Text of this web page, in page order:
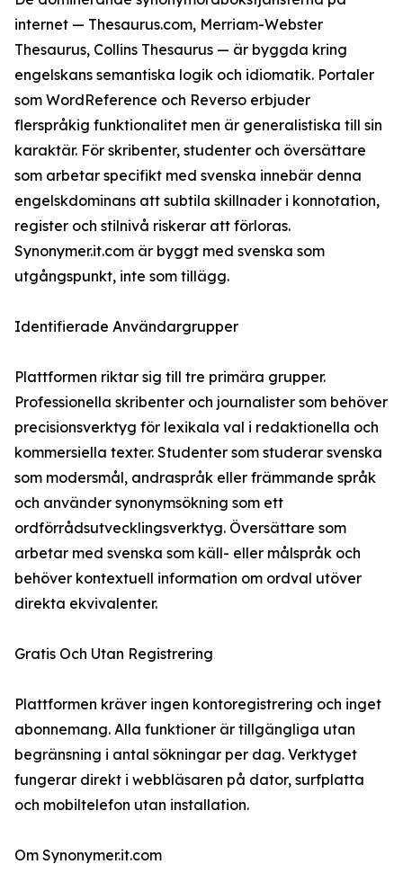
internet — Thesaurus.com, Merriam-Webster
Thesaurus, Collins Thesaurus — är byggda kring
engelskans semantiska logik och idiomatik. Portaler
som WordReference och Reverso erbjuder
flerspråkig funktionalitet men är generalistiska till sin
karaktär. För skribenter, studenter och översättare
som arbetar specifikt med svenska innebär denna
engelskdominans att subtila skillnader i konnotation,
register och stilnivå riskerar att förloras.
Synonymer.it.com är byggt med svenska som
utgångspunkt, inte som tillägg.
Identifierade Användargrupper
Plattformen riktar sig till tre primära grupper.
Professionella skribenter och journalister som behöver
precisionsverktyg för lexikala val i redaktionella och
kommersiella texter. Studenter som studerar svenska
som modersmål, andraspråk eller främmande språk
och använder synonymsökning som ett
ordförrådsutvecklingsverktyg. Översättare som
arbetar med svenska som käll- eller målspråk och
behöver kontextuell information om ordval utöver
direkta ekvivalenter.
Gratis Och Utan Registrering
Plattformen kräver ingen kontoregistrering och inget
abonnemang. Alla funktioner är tillgängliga utan
begränsning i antal sökningar per dag. Verktyget
fungerar direkt i webbläsaren på dator, surfplatta
och mobiltelefon utan installation.
Om Synonymer.it.com